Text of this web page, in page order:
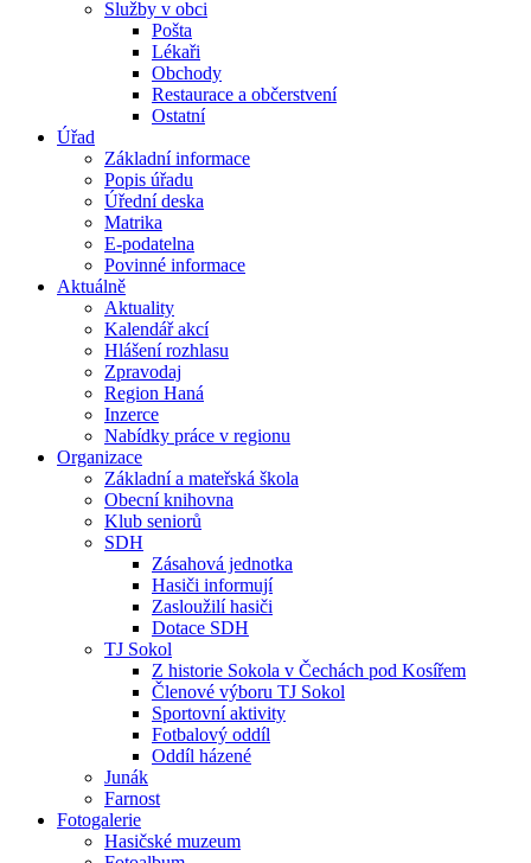
Služby v obci
Pošta
Lékaři
Obchody
Restaurace a občerstvení
Ostatní
Úřad
Základní informace
Popis úřadu
Úřední deska
Matrika
E-podatelna
Povinné informace
Aktuálně
Aktuality
Kalendář akcí
Hlášení rozhlasu
Zpravodaj
Region Haná
Inzerce
Nabídky práce v regionu
Organizace
Základní a mateřská škola
Obecní knihovna
Klub seniorů
SDH
Zásahová jednotka
Hasiči informují
Zasloužilí hasiči
Dotace SDH
TJ Sokol
Z historie Sokola v Čechách pod Kosířem
Členové výboru TJ Sokol
Sportovní aktivity
Fotbalový oddíl
Oddíl házené
Junák
Farnost
Fotogalerie
Hasičské muzeum